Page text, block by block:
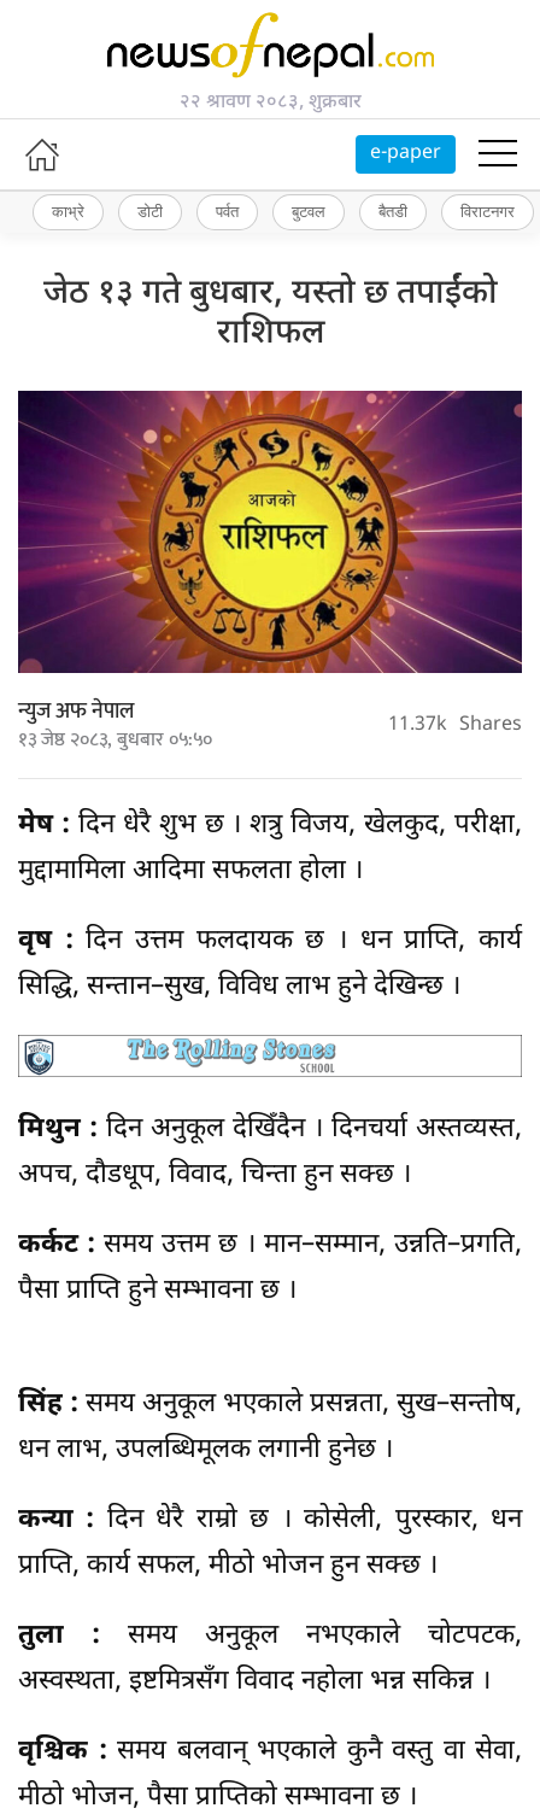
२२ श्रावण २०८३, शुक्रबार
e-paper
काभ्रे डोटी पर्वत बुटवल बैतडी विराटनगर
जेठ १३ गते बुधबार, यस्तो छ तपाईंको
राशिफल
न्युज अफ नेपाल
१३ जेष्ठ २०८३, बुधबार ०५:५० 11.37k Shares
मेष : दिन धेरै शुभ छ । शत्रु विजय, खेलकुद, परीक्षा,
मुद्दामामिला आदिमा सफलता होला ।
वृष : दिन उत्तम फलदायक छ । धन प्राप्ति, कार्य
सिद्धि, सन्तान–सुख, विविध लाभ हुने देखिन्छ ।
मिथुन : दिन अनुकूल देखिँदैन । दिनचर्या अस्तव्यस्त,
अपच, दौडधूप, विवाद, चिन्ता हुन सक्छ ।
कर्कट : समय उत्तम छ । मान–सम्मान, उन्नति–प्रगति,
पैसा प्राप्ति हुने सम्भावना छ ।
सिंह : समय अनुकूल भएकाले प्रसन्नता, सुख–सन्तोष,
धन लाभ, उपलब्धिमूलक लगानी हुनेछ ।
कन्या : दिन धेरै राम्रो छ । कोसेली, पुरस्कार, धन
प्राप्ति, कार्य सफल, मीठो भोजन हुन सक्छ ।
तुला : समय अनुकूल नभएकाले चोटपटक,
अस्वस्थता, इष्टमित्रसँग विवाद नहोला भन्न सकिन्न ।
वृश्चिक : समय बलवान् भएकाले कुनै वस्तु वा सेवा,
मीठो भोजन, पैसा प्राप्तिको सम्भावना छ ।